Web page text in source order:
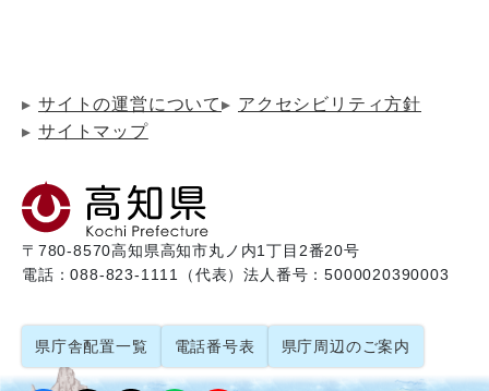
サイトの運営について
アクセシビリティ方針
サイトマップ
〒780-8570高知県高知市丸ノ内1丁目2番20号
電話：088-823-1111（代表）法人番号：5000020390003
県庁舎配置一覧 電話番号表 県庁周辺のご案内